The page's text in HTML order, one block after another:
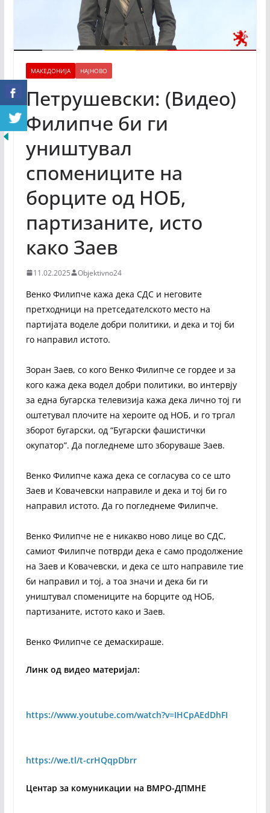
МАКЕДОНИЈА НАЈНОВО
Петрушевски: (Видео)
Филипче би ги
уништувал
спомениците на
борците од НОБ,
партизаните, исто
како Заев
11.02.2025 Objektivno24
Венко Филипче кажа дека СДС и неговите
претходници на претседателското место на
партијата воделе добри политики, и дека и тој би
го направил истото.
Зоран Заев, со кого Венко Филипче се гордее и за
кого кажа дека водел добри политики, во интервју
за една бугарска телевизија кажа дека лично тој ги
оштетувал плочите на хероите од НОБ, и го тргал
зборот бугарски, од “Бугарски фашистички
окупатор”. Да погледнеме што зборуваше Заев.
Венко Филипче кажа дека се согласува со се што
Заев и Ковачевски направиле и дека и тој би го
направил истото. Да го погледнеме Филипче.
Венко Филипче не е никакво ново лице во СДС,
самиот Филипче потврди дека е само продолжение
на Заев и Ковачевски, и дека се што направиле тие
би направил и тој, а тоа значи и дека би ги
уништувал спомениците на борците од НОБ,
партизаните, истото како и Заев.
Венко Филипче се демаскираше.
Линк од видео материјал:
https://www.youtube.com/watch?v=IHCpAEdDhFI
https://we.tl/t-crHQqpDbrr
Центар за комуникации на ВМРО-ДПМНЕ